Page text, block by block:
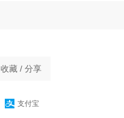
收藏 / 分享
支付宝